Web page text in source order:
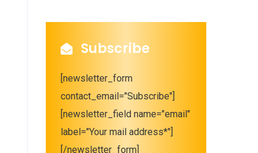
Subscribe
[newsletter_form
contact_email="Subscribe"]
[newsletter_field name="email"
label="Your mail address*"]
[/newsletter_form]